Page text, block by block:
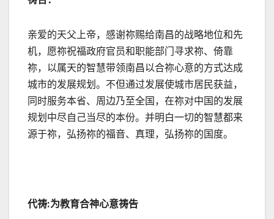
亲爱的天父上帝，感谢祢赐给南昌的战略地位和先
机，愿祢祝福政府官员和职能部门寻求祢、倚靠
祢，以属天的智慧带领南昌以合祢心意的方式达成
城市的发展规划。不但通过发展使城市居民获益，
同时服务本省、周边乃至全国，在祢对中国的发展
规划中尽自己当尽的本份。并明白一切的智慧都来
源于祢，弘扬祢的福音、真理，弘扬祢的国度。
代祷:为教育合神心意祷告